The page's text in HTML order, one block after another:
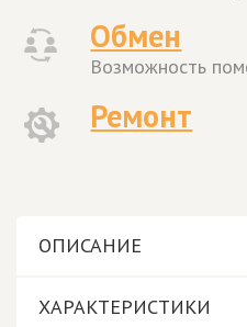
Обмен
Возможность
Ремонт
ОПИСАНИЕ
ХАРАКТЕРИСТИКИ